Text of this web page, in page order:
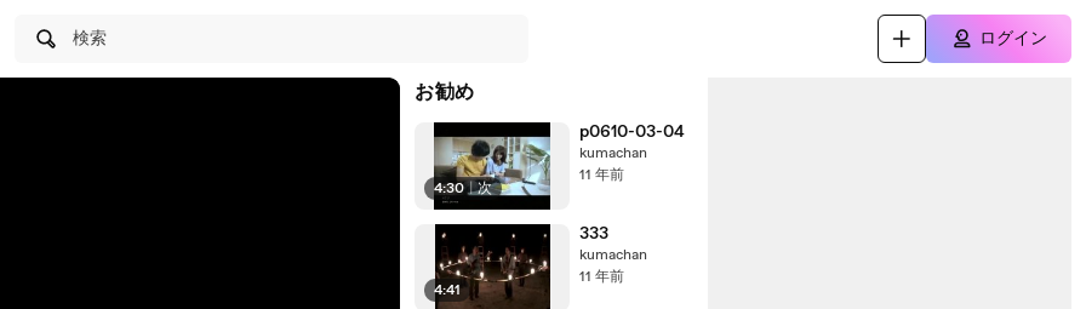
検索 ログイン
お勧め
4:30 | 次
p0610-03-04
kumachan
11 年前
4:41
333
kumachan
11 年前